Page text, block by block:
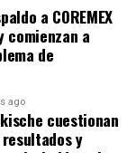
de
a COREMEX
comienzan a
de
ago
cuestionan
y